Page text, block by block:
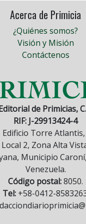
Acerca de Primicia
¿Quiénes somos?
Visión y Misión
Contáctenos
de Primicias,
RIF: J-29913424-4
Edificio Torre
Local 2, Zona Alta
Municipio
Venezuela.
Código postal:8050.
Tel:+58-0412-